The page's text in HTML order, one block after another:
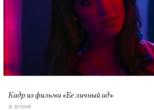
Кадр из фильма «Ее личный ад»
© BYNWR